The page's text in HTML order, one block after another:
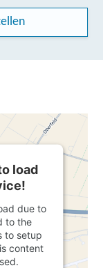
load
due to
to the
to setup
content